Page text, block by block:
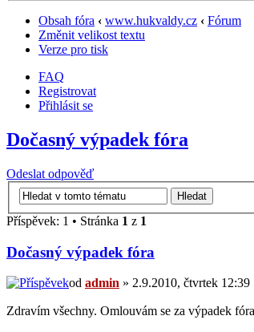
Obsah fóra ‹ www.hukvaldy.cz ‹ Fórum
Změnit velikost textu
Verze pro tisk
FAQ
Registrovat
Přihlásit se
Dočasný výpadek fóra
Odeslat odpověď
Příspěvek: 1 • Stránka 1 z 1
Dočasný výpadek fóra
od admin » 2.9.2010, čtvrtek 12:39
Zdravím všechny. Omlouvám se za výpadek